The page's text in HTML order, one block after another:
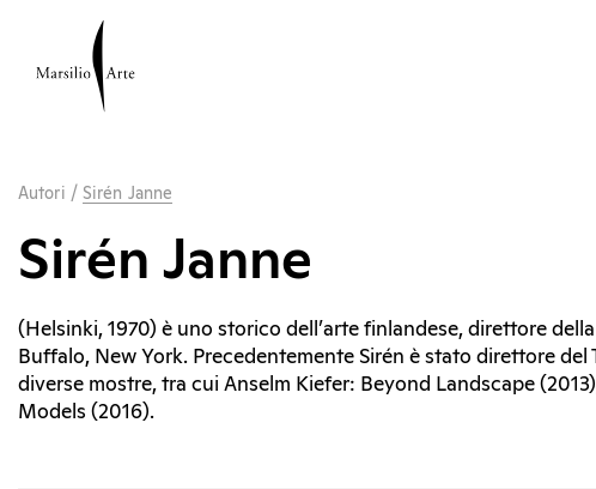
Autori / Sirén Janne
Sirén Janne
(Helsinki, 1970) è uno storico dell’arte finlandese, direttore
Buffalo, New York. Precedentemente Sirén è stato direttore
diverse mostre, tra cui Anselm Kiefer: Beyond Landscape
Models (2016).